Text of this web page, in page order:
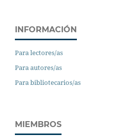
INFORMACIÓN
Para lectores/as
Para autores/as
Para bibliotecarios/as
MIEMBROS